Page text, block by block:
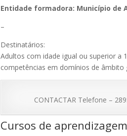
Entidade formadora: Município de
–
Destinatários:
Adultos com idade igual ou superior a
competências em domínios de
CONTACTAR Telefone –
Cursos de